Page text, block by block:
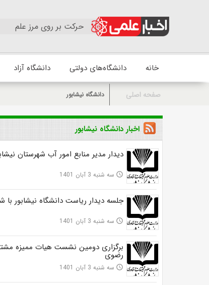
حرکت بر روی مرز علم
خانه دانشگاه‌های دولتی دانشگاه آزاد
صفحه اصلی دانشگاه نیشابور
اخبار دانشگاه نیشابور
دیدار مدیر منابع امور آب شهرستان
access_time سه شنبه 3 آبان 1401
جلسه دیدار ریاست دانشگاه نیشابور با
access_time سه شنبه 3 آبان 1401
برگزاری دومین نشست هیات ممیزه
رضوی
access_time سه شنبه 3 آبان 1401